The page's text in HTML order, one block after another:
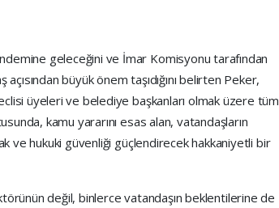
geleceğini ve İmar Komisyonu tarafından
büyük önem taşıdığını belirten Peker,
üyeleri ve belediye başkanları olmak üzere tüm
kamu yararını esas alan, vatandaşların
ve hukuki güvenliği güçlendirecek hakkaniyetli bir
değil, binlerce vatandaşın beklentilerine de